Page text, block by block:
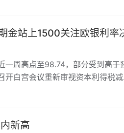
金站上1500关注欧银利率
周高点至98.74，部分受到高于
开白宫会议重新审视资本利得税减
场普遍预期欧洲央行周四将公布新
新高